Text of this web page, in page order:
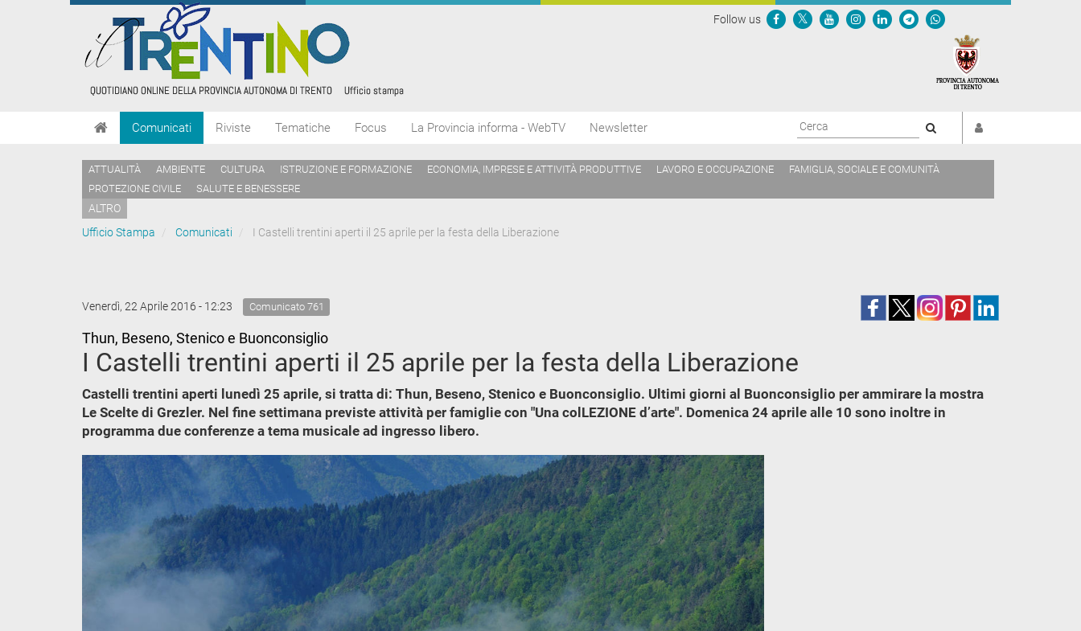
Follow us
Comunicati Riviste Tematiche Focus La Provincia informa - WebTV Newsletter
ATTUALITÀ AMBIENTE CULTURA ISTRUZIONE E FORMAZIONE ECONOMIA, IMPRESE E ATTIVITÀ PRODUTTIVE LAVORO E OCCUPAZIONE
FAMIGLIA, SOCIALE E COMUNITÀ
PROTEZIONE CIVILE
SALUTE E BENESSERE
ALTRO
Ufficio Stampa
Comunicati I Castelli trentini aperti il 25 aprile per la festa della Liberazione
Venerdì, 22 Aprile 2016 - 12:23 Comunicato 761
Thun, Beseno, Stenico e Buonconsiglio
I Castelli trentini aperti il 25 aprile per la festa della Liberazione
Castelli trentini aperti lunedì 25 aprile, si tratta di: Thun, Beseno, Stenico e Buonconsiglio. Ultimi giorni al Buonconsiglio per ammirare la mostra
Le Scelte di Grezler. Nel fine settimana previste attività per famiglie con "Una colLEZIONE d’arte". Domenica 24 aprile alle 10 sono inoltre in
programma due conferenze a tema musicale ad ingresso libero.